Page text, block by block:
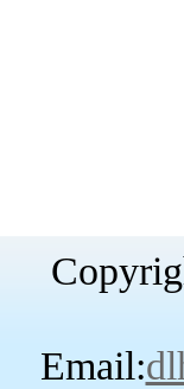
Email: